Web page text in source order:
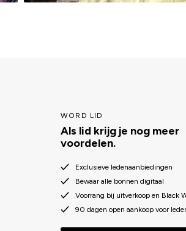
WORD LID
Als lid krijg je nog meer
voordelen.
Exclusieve ledenaanbiedingen
Bewaar alle bonnen digitaal
Voorrang bij uitverkoop en Black
90 dagen open aankoop voor